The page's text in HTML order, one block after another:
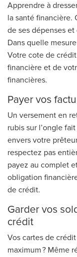
Apprendre à
la santé financière.
de ses dépenses et
Dans quelle
Votre cote de
financière et de
financières.
Payer vos
Un versement en
rubis sur l’ongle
envers votre
respectez pas
payez au complet
obligation
de crédit.
Garder vos
crédit
Vos cartes de
maximum ? Même